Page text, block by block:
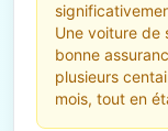
Une voiture de
bonne
plusieurs
mois, tout en